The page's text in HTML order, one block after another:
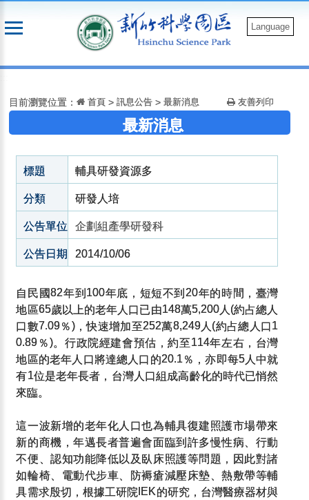
到
Language
目前瀏覽位置： 首頁 >訊息公告 >最新消息 友善列印
最新消息
標題 輔具研發資源多
分類 研發人培
公告單位 企劃組產學研發科
公告日期 2014/10/06
自民國82年到100年底，短短不到20年的時間，臺灣
地區65歲以上的老年人口已由148萬5,200人(約占總人
口數7.09％)，快速增加至252萬8,249人(約占總人口1
0.89 ％)。行政院經建會預估，約至114年左右，台灣
地區的老年人口將達總人口的20.1％，亦即每5人中就
有1位是老年長者，台灣人口組成高齡化的時代已悄然
來臨。
這一波新增的老年化人口也為輔具復建照護市場帶來
新的商機，年邁長者普遍會面臨到許多慢性病、行動
不便、認知功能降低以及臥床照護等問題，因此對諸
如輪椅、電動代步車、防褥瘡減壓床墊、熱敷帶等輔
具需求殷切，根據工研院 IEK的研究，台灣醫療器材與